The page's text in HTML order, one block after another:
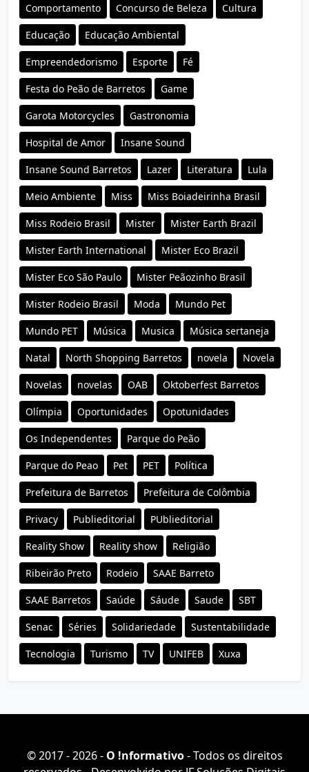
Comportamento Concurso de Beleza Cultura
Educação Educação Ambiental
Empreendedorismo Esporte Fé
Festa do Peão de Barretos Game
Garota Motorcycles Gastronomia
Hospital de Amor Insane Sound
Insane Sound Barretos Lazer Literatura Lula
Meio Ambiente Miss Miss Boiadeirinha Brasil
Miss Rodeio Brasil Mister Mister Earth Brazil
Mister Earth International Mister Eco Brazil
Mister Eco São Paulo Mister Peãozinho Brasil
Mister Rodeio Brasil Moda Mundo Pet
Mundo PET Música Musica Música sertaneja
Natal North Shopping Barretos novela Novela
Novelas novelas OAB Oktoberfest Barretos
Olímpia Oportunidades Opotunidades
Os Independentes Parque do Peão
Parque do Peao Pet PET Política
Prefeitura de Barretos Prefeitura de Colômbia
Privacy Publieditorial PUblieditorial
Reality Show Reality show Religião
Ribeirão Preto Rodeio SAAE Barreto
SAAE Barretos Saúde Sáude Saude SBT
Senac Séries Solidariedade Sustentabilidade
Tecnologia Turismo TV UNIFEB Xuxa
© 2017 - 2026 - O ǃnformativo- Todos os direitos